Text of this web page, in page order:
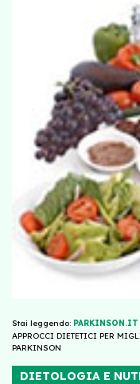
Stai leggendo: PARKINSON.IT
APPROCCI DIETETICI PER
PARKINSON
DIETOLOGIA E